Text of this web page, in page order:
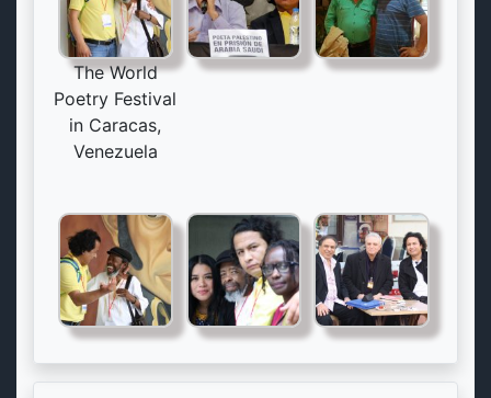
The World
Poetry Festival
in Caracas,
Venezuela